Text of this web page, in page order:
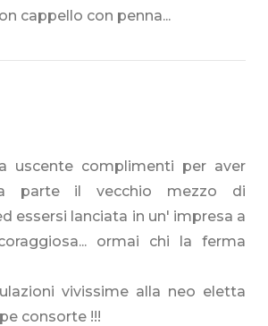
cappello con penna...
uscente complimenti per aver
parte il vecchio mezzo di
essersi lanciata in un' impresa a
ormai chi la ferma
vivissime alla neo eletta
consorte !!!